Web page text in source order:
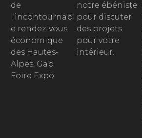
de
l'incontournabl
e rendez-vous
économique
des Hautes-
Alpes, Gap
Foire Expo
notre ébéniste
pour discuter
des projets
pour votre
intérieur.